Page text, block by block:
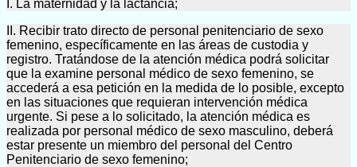
I. La maternidad y la lactancia;
II. Recibir trato directo de personal penitenciario de sexo
femenino, específicamente en las áreas de custodia y
registro. Tratándose de la atención médica podrá solicitar
que la examine personal médico de sexo femenino, se
accederá a esa petición en la medida de lo posible, excepto
en las situaciones que requieran intervención médica
urgente. Si pese a lo solicitado, la atención médica es
realizada por personal médico de sexo masculino, deberá
estar presente un miembro del personal del Centro
Penitenciario de sexo femenino;